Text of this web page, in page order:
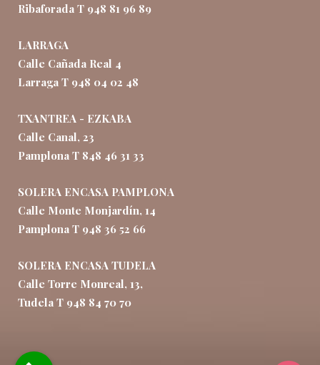
Ribaforada T 948 81 96 89
LARRAGA
Calle Cañada Real 4
Larraga T 948 04 02 48
TXANTREA - EZKABA
Calle Canal, 23
Pamplona T 848 46 31 33
SOLERA ENCASA PAMPLONA
Calle Monte Monjardín, 14
Pamplona T 948 36 52 66
SOLERA ENCASA TUDELA
Calle Torre Monreal, 13,
Tudela T 948 84 70 70